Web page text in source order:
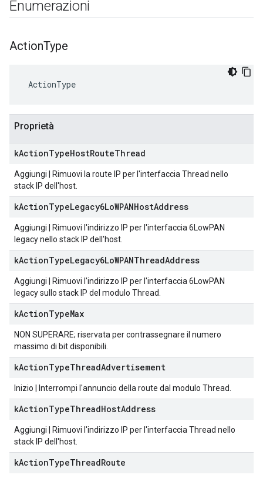
Enumerazioni
ActionType
ActionType
Proprietà
kActionTypeHostRouteThread
Aggiungi | Rimuovi la route IP per l'interfaccia Thread nello
stack IP dell'host.
kActionTypeLegacy6LoWPANHostAddress
Aggiungi | Rimuovi l'indirizzo IP per l'interfaccia 6LowPAN
legacy nello stack IP dell'host.
kActionTypeLegacy6LoWPANThreadAddress
Aggiungi | Rimuovi l'indirizzo IP per l'interfaccia 6LowPAN
legacy sullo stack IP del modulo Thread.
kActionTypeMax
NON SUPERARE; riservata per contrassegnare il numero
massimo di bit disponibili.
kActionTypeThreadAdvertisement
Inizio | Interrompi l'annuncio della route dal modulo Thread.
kActionTypeThreadHostAddress
Aggiungi | Rimuovi l'indirizzo IP per l'interfaccia Thread nello
stack IP dell'host.
kActionTypeThreadRoute